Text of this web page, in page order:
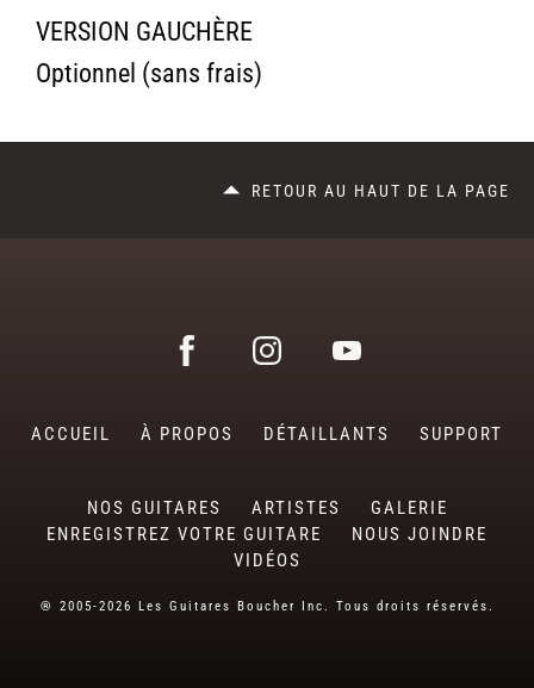
VERSION GAUCHÈRE
Optionnel (sans frais)
RETOUR AU HAUT DE LA PAGE
ACCUEIL À PROPOS DÉTAILLANTS SUPPORT
NOS GUITARES ARTISTES
GALERIE
ENREGISTREZ VOTRE GUITARE
NOUS JOINDRE
VIDÉOS
® 2005-2026 Les Guitares Boucher Inc. Tous droits réservés.